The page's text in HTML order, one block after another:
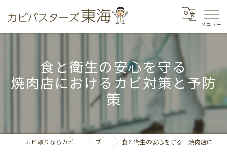
食と衛生の安心を守る
焼肉店におけるカビ対策と予防
策
ブログ 食と衛生の安心を守る―焼肉店におけるカビ対策と予防策